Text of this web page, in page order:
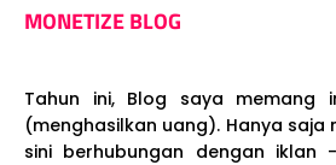
MONETIZE BLOG
Tahun ini, Blog saya memang
(menghasilkan uang). Hanya saja
sini berhubungan dengan iklan